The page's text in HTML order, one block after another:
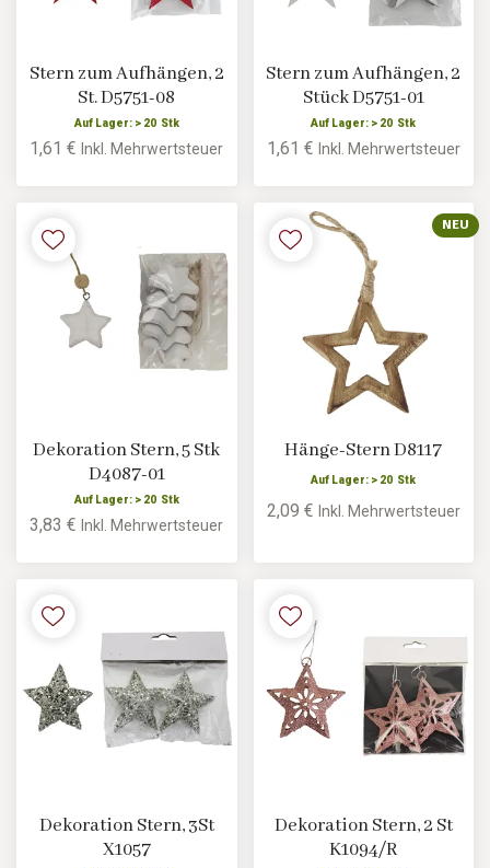
Stern zum Aufhängen, 2
St. D5751-08
Auf Lager: > 20 Stk
1,61 €Inkl. Mehrwertsteuer
Stern zum Aufhängen, 2
Stück D5751-01
Auf Lager: > 20 Stk
1,61 € Inkl. Mehrwertsteuer
Dekoration Stern, 5 Stk
D4087-01
Auf Lager: > 20 Stk
3,83 €Inkl. Mehrwertsteuer
NEU
Hänge-Stern D8117
Auf Lager: > 20 Stk
2,09 € Inkl. Mehrwertsteuer
Dekoration Stern, 3St
X1057
Dekoration Stern, 2 St
K1094/R